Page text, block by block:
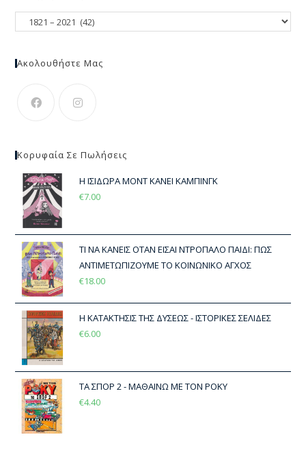
Ακολουθήστε Μας
Κορυφαία Σε Πωλήσεις
Η ΙΣΙΔΩΡΑ ΜΟΝΤ ΚΑΝΕΙ ΚΑΜΠΙΝΓΚ
€7.00
ΤΙ ΝΑ ΚΑΝΕΙΣ ΟΤΑΝ ΕΙΣΑΙ ΝΤΡΟΠΑΛΟ ΠΑΙΔΙ: ΠΩΣ
ΑΝΤΙΜΕΤΩΠΙΖΟΥΜΕ ΤΟ ΚΟΙΝΩΝΙΚΟ ΑΓΧΟΣ
€18.00
Η ΚΑΤΑΚΤΗΣΙΣ ΤΗΣ ΔΥΣΕΩΣ - ΙΣΤΟΡΙΚΕΣ ΣΕΛΙΔΕΣ
€6.00
ΤΑ ΣΠΟΡ 2 - ΜΑΘΑΙΝΩ ΜΕ ΤΟΝ ΡΟΚΥ
€4.40